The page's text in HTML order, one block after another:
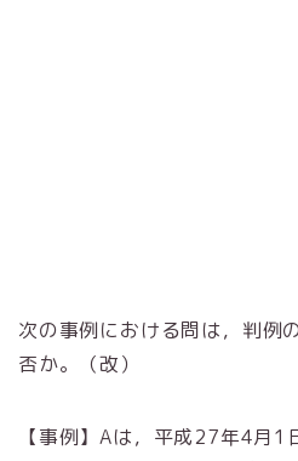
次の事例における問は，判例
否か。（改）
【事例】Aは，平成27年4月1